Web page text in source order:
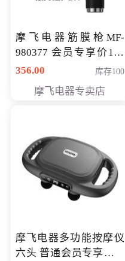
摩飞电器筋膜枪MF-
980377 会员专享价199
元
356.00 库存100
摩飞电器专卖店
摩飞电器多功能按摩仪
六头 普通会员专享价格